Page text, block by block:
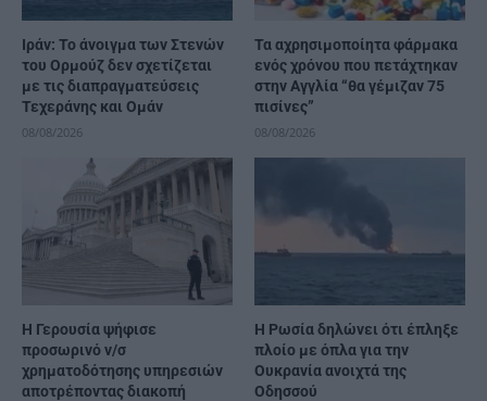
Ιράν: Το άνοιγμα των Στενών
του Ορμούζ δεν σχετίζεται
με τις διαπραγματεύσεις
Τεχεράνης και Ομάν
08/08/2026
Τα αχρησιμοποίητα φάρμακα
ενός χρόνου που πετάχτηκαν
στην Αγγλία “θα γέμιζαν 75
πισίνες”
08/08/2026
Η Γερουσία ψήφισε
προσωρινό ν/σ
χρηματοδότησης υπηρεσιών
αποτρέποντας διακοπή
Η Ρωσία δηλώνει ότι έπληξε
πλοίο με όπλα για την
Ουκρανία ανοιχτά της
Οδησσού